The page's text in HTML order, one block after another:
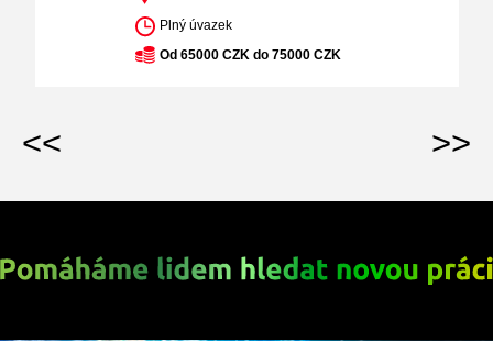
Plný úvazek
Od 65000 CZK do 75000 CZK
<< >>